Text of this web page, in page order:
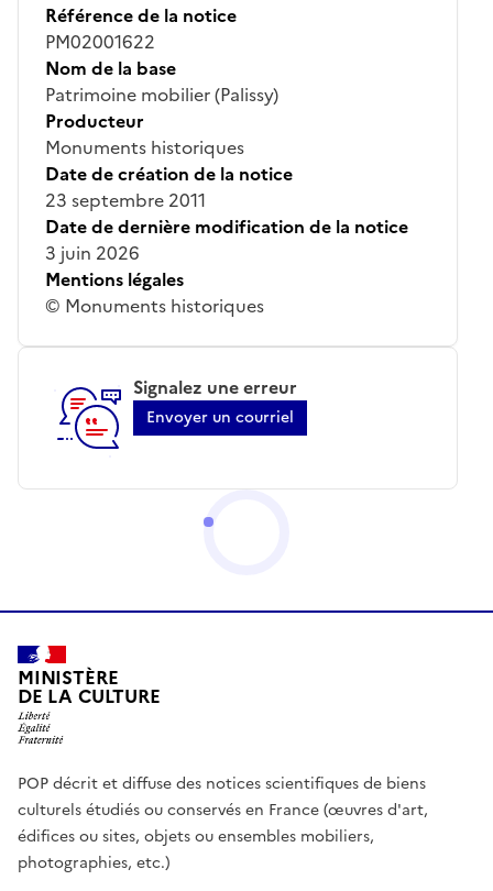
Référence de la notice
PM02001622
Nom de la base
Patrimoine mobilier (Palissy)
Producteur
Monuments historiques
Date de création de la notice
23 septembre 2011
Date de dernière modification de la notice
3 juin 2026
Mentions légales
© Monuments historiques
Signalez une erreur
Envoyer un courriel
MINISTÈRE
DE LA CULTURE
POP décrit et diffuse des notices scientifiques de biens
culturels étudiés ou conservés en France (œuvres d'art,
édifices ou sites, objets ou ensembles mobiliers,
photographies, etc.)